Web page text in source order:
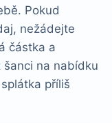
Pokud
nežádejte
částka a
na nabídku
příliš